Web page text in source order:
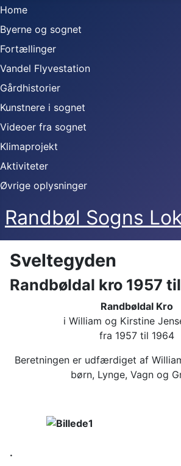
Home
Byerne og sognet
Fortællinger
Vandel Flyvestation
Gårdhistorier
Kunstnere i sognet
Videoer fra sognet
Klimaprojekt
Aktiviteter
Øvrige oplysninger
Randbøl Sogns
Sveltegyden
Randbøldal kro 1957
Randbøldal Kro
i William og Kirstine
fra 1957 til 1964
Beretningen er udfærdiget af
børn, Lynge, Vagn og
.